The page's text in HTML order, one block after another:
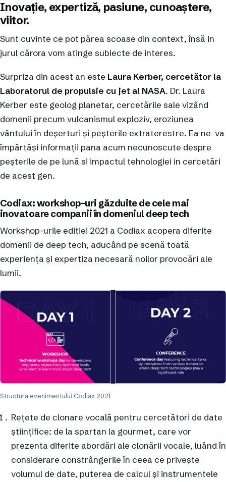
Inovație, expertiză, pasiune, cunoaștere,
viitor.
Sunt cuvinte ce pot părea scoase din context, însă in
jurul cărora vom atinge subiecte de interes.
Surpriza din acest an este Laura Kerber, cercetător la
Laboratorul de propulsie cu jet al NASA. Dr. Laura
Kerber este geolog planetar, cercetările sale vizând
domenii precum vulcanismul exploziv, eroziunea
vântului în deșerturi și peșterile extraterestre. Ea ne va
împărtăși informații pana acum necunoscute despre
peșterile de pe lună si impactul tehnologiei in cercetări
de acest gen.
Codiax: workshop-uri găzduite de cele mai
inovatoare companii în domeniul deep tech
Workshop-urile editiei 2021 a Codiax acopera diferite
domenii de deep tech, aducând pe scenă toată
experiența și expertiza necesară noilor provocări ale
lumii.
Structura evenimentului Codiax 2021
Rețete de clonare vocală pentru cercetători de date
științifice: de la spartan la gourmet, care vor
prezenta diferite abordări ale clonării vocale, luând în
considerare constrângerile în ceea ce privește
volumul de date, puterea de calcul și instrumentele